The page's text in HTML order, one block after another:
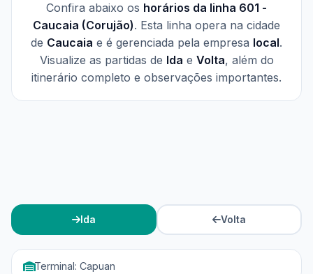
Confira abaixo os horários da linha 601 -
Caucaia (Corujão). Esta linha opera na cidade
de Caucaia e é gerenciada pela empresa local.
Visualize as partidas de Ida e Volta, além do
itinerário completo e observações importantes.
Ida Volta
Terminal: Capuan